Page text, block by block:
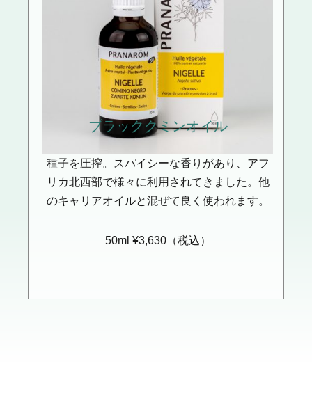
ブラッククミンオイル
種子を圧搾。スパイシーな香りがあり、アフ
リカ北西部で様々に利用されてきました。他
のキャリアオイルと混ぜて良く使われます。
50ml ¥3,630（税込）